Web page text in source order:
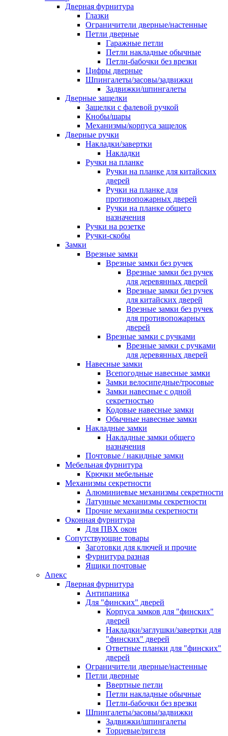
Дверная фурнитура
Глазки
Ограничители дверные/настенные
Петли дверные
Гаражные петли
Петли накладные обычные
Петли-бабочки без врезки
Цифры дверные
Шпингалеты/засовы/задвижки
Задвижки/шпингалеты
Дверные защелки
Защелки с фалевой ручкой
Кнобы/шары
Механизмы/корпуса защелок
Дверные ручки
Накладки/завертки
Накладки
Ручки на планке
Ручки на планке для китайских
дверей
Ручки на планке для
противопожарных дверей
Ручки на планке общего
назначения
Ручки на розетке
Ручки-скобы
Замки
Врезные замки
Врезные замки без ручек
Врезные замки без ручек
для деревянных дверей
Врезные замки без ручек
для китайских дверей
Врезные замки без ручек
для противопожарных
дверей
Врезные замки с ручками
Врезные замки с ручками
для деревянных дверей
Навесные замки
Всепогодные навесные замки
Замки велосипедные/тросовые
Замки навесные с одной
секретностью
Кодовые навесные замки
Обычные навесные замки
Накладные замки
Накладные замки общего
назначения
Почтовые / накидные замки
Мебельная фурнитура
Крючки мебельные
Механизмы секретности
Алюминиевые механизмы секретности
Латунные механизмы секретности
Прочие механизмы секретности
Оконная фурнитура
Для ПВХ окон
Сопутствующие товары
Заготовки для ключей и прочие
Фурнитура разная
Ящики почтовые
Апекс
Дверная фурнитура
Антипаника
Для "финских" дверей
Корпуса замков для "финских"
дверей
Накладки/заглушки/завертки для
"финских" дверей
Ответные планки для "финских"
дверей
Ограничители дверные/настенные
Петли дверные
Ввертные петли
Петли накладные обычные
Петли-бабочки без врезки
Шпингалеты/засовы/задвижки
Задвижки/шпингалеты
Торцевые/ригеля